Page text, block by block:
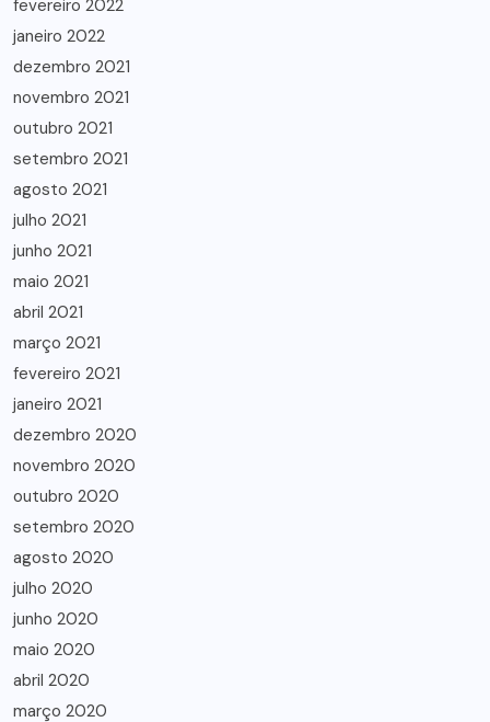
fevereiro 2022
janeiro 2022
dezembro 2021
novembro 2021
outubro 2021
setembro 2021
agosto 2021
julho 2021
junho 2021
maio 2021
abril 2021
março 2021
fevereiro 2021
janeiro 2021
dezembro 2020
novembro 2020
outubro 2020
setembro 2020
agosto 2020
julho 2020
junho 2020
maio 2020
abril 2020
março 2020